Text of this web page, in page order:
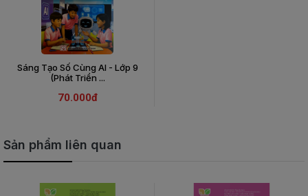
Sáng Tạo Số Cùng AI - Lớp 9
(Phát Triển ...
70.000đ
Sản phẩm liên quan